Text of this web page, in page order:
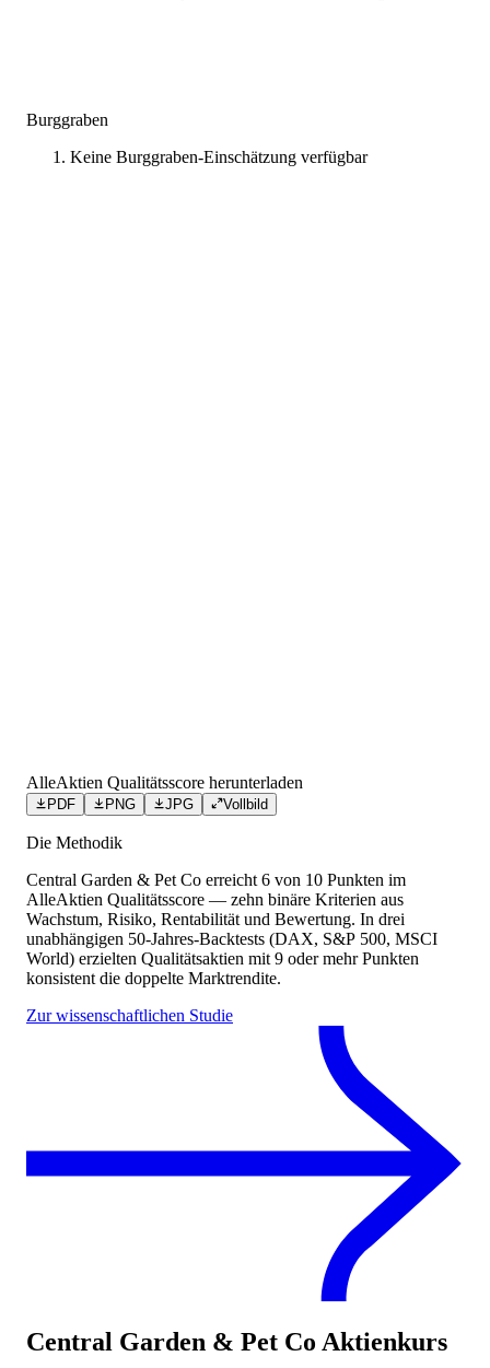
Burggraben
Keine Burggraben-Einschätzung verfügbar
AlleAktien Qualitätsscore herunterladen
PDF PNG JPG Vollbild
Die Methodik
Central Garden & Pet Co erreicht 6 von 10 Punkten im
AlleAktien Qualitätsscore — zehn binäre Kriterien aus
Wachstum, Risiko, Rentabilität und Bewertung. In drei
unabhängigen 50-Jahres-Backtests (DAX, S&P 500, MSCI
World) erzielten Qualitätsaktien mit 9 oder mehr Punkten
konsistent die doppelte Marktrendite.
Zur wissenschaftlichen Studie
Central Garden & Pet Co Aktienkurs